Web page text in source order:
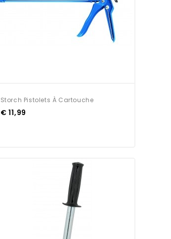
Storch Pistolets À Cartouche
€ 11,99